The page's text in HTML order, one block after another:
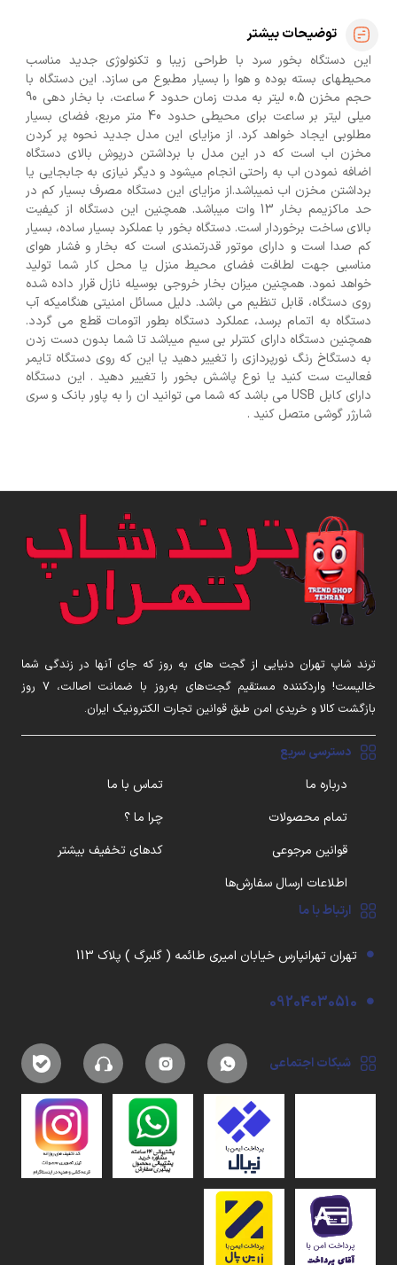
توضیحات بیشتر
این دستگاه بخور سرد با طراحی زیبا و تکنولوژی جدید مناسب
محیطهای بسته بوده و هوا را بسیار مطبوع می سازد. این دستگاه با
حجم مخزن 0.5 لیتر به مدت زمان حدود 6 ساعت، با بخار دهی 90
میلی لیتر بر ساعت برای محیطی حدود 40 متر مربع، فضای بسیار
مطلوبی ایجاد خواهد کرد. از مزایای این مدل جدید نحوه پر کردن
مخزن اب است که در این مدل با برداشتن درپوش بالای دستگاه
اضافه نمودن اب به راحتی انجام میشود و دیگر نیازی به جابجایی یا
برداشتن مخزن اب نمیباشد.از مزایای این دستگاه مصرف بسیار کم در
حد ماکزیمم بخار 13 وات میباشد. همچنین این دستگاه از کیفیت
بالای ساخت برخوردار است. دستگاه بخور با عملکرد بسیار ساده، بسیار
کم صدا است و دارای موتور قدرتمندی است که بخار و فشار هوای
مناسبی جهت لطافت فضای محیط منزل یا محل کار شما تولید
خواهد نمود. همچنین میزان بخار خروجی بوسیله نازل قرار داده شده
روی دستگاه، قابل تنظیم می باشد. دلیل مسائل امنیتی هنگامیکه آب
دستگاه به اتمام برسد، عملکرد دستگاه بطور اتومات قطع می گردد.
همچنین دستگاه دارای کنترلر بی سیم میباشد تا شما بدون دست زدن
به دستگاخ رنگ نورپردازی را تغییر دهید یا این که روی دستگاه تایمر
فعالیت ست کنید یا نوع پاشش بخور را تغییر دهید . این دستگاه
دارای کابل USB می باشد که شما می توانید ان را به پاور بانک و سری
شارژر گوشی متصل کنید .
ترند شاپ تهران دنیایی از گجت های به روز که جای آنها در زندگی شما
خالیست! واردکننده مستقیم گجت‌های به‌روز با ضمانت اصالت، ۷ روز
بازگشت کالا و خریدی امن طبق قوانین تجارت الکترونیک ایران.
دسترسی سریع
درباره ما
تماس با ما
تمام محصولات
چرا ما ؟
قوانین مرجوعی
کدهای تخفیف بیشتر
اطلاعات ارسال سفارش‌ها
ارتباط با ما
تهران تهرانپارس خیابان امیری طائمه ( گلبرگ ) پلاک 113
09204030510
شبکات اجتماعی